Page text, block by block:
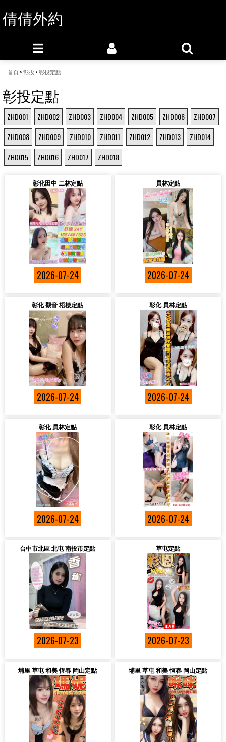
倩倩外約
首頁>彰投>彰投定點
彰投定點
ZHD001 ZHD002 ZHD003 ZHD004 ZHD005 ZHD006
ZHD007
ZHD008
ZHD009 ZHD010 ZHD011 ZHD012 ZHD013
ZHD014
ZHD015
ZHD016 ZHD017 ZHD018
彰化田中 二林定點
2026-07-24
員林定點
2026-07-24
彰化 觀音 梧棲定點
2026-07-24
彰化 員林定點
2026-07-24
彰化 員林定點
2026-07-24
彰化 員林定點
2026-07-24
台中市北區 北屯 南投市定點
2026-07-23
草屯定點
2026-07-23
埔里 草屯 和美 恆春 岡山定點 埔里 草屯 和美 恆春 岡山定點